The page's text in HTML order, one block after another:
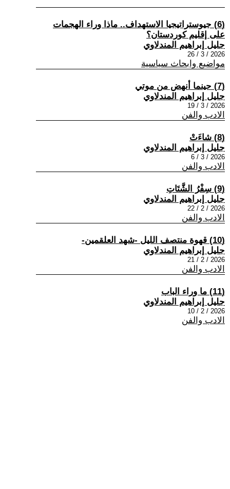
(6) جيوستراتيجيا الاستهداف.. ماذا وراء الهجمات
على إقليم كوردستان؟
جليل إبراهيم المندلاوي
2026 / 3 / 26
مواضيع وابحاث سياسية
(7) حينما أنهض من موتي
جليل إبراهيم المندلاوي
2026 / 3 / 19
الادب والفن
(8) شاءَتْ
جليل إبراهيم المندلاوي
2026 / 3 / 6
الادب والفن
(9) سِفْرُ الشَّتَاتِ
جليل إبراهيم المندلاوي
2026 / 2 / 22
الادب والفن
(10) قهوة منتصف الليل -شهد العلقمين-
جليل إبراهيم المندلاوي
2026 / 2 / 21
الادب والفن
(11) ما وراء الباب
جليل إبراهيم المندلاوي
2026 / 2 / 10
الادب والفن